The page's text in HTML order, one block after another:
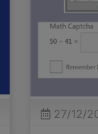
27/12/